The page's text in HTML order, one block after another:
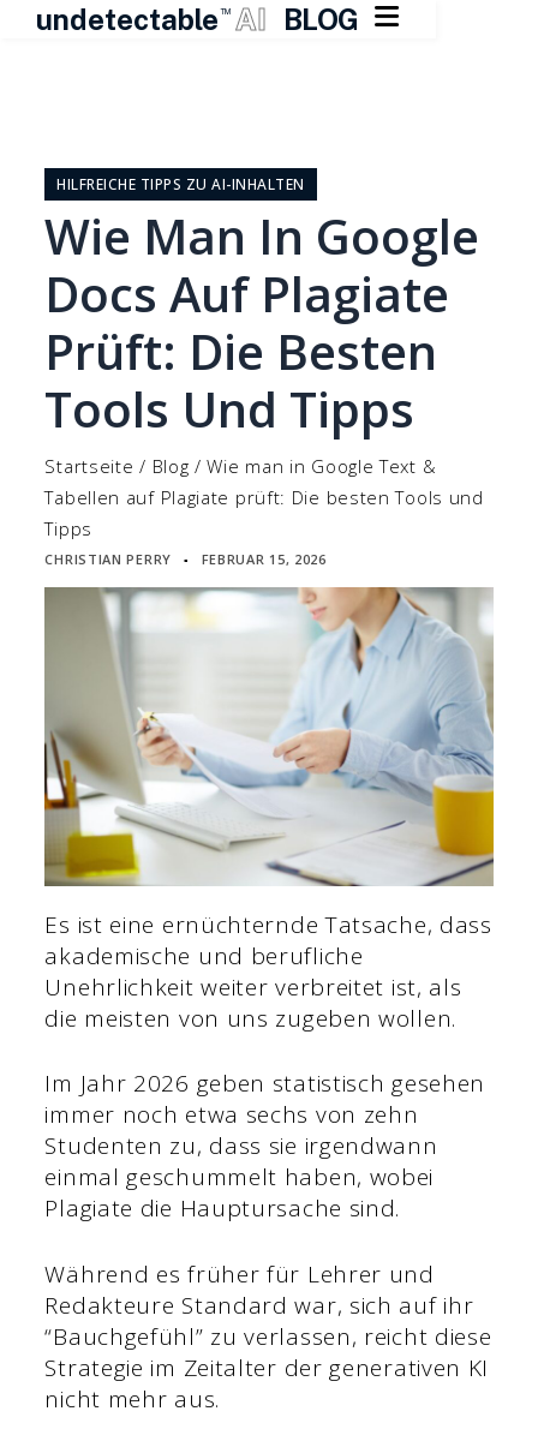
undetectable TM AI BLOG 
springenHILFREICHE TIPPS ZU AI-INHALTEN
Wie Man In Google
Docs Auf Plagiate
Prüft: Die Besten
Tools Und Tipps
Startseite / Blog /Wie man in Google Text &
Tabellen auf Plagiate prüft: Die besten Tools und
Tipps
CHRISTIAN PERRY ▪ FEBRUAR 15, 2026
Es ist eine ernüchternde Tatsache, dass
akademische und berufliche
Unehrlichkeit weiter verbreitet ist, als
die meisten von uns zugeben wollen.
Im Jahr 2026 geben statistisch gesehen
immer noch etwa sechs von zehn
Studenten zu, dass sie irgendwann
einmal geschummelt haben, wobei
Plagiate die Hauptursache sind.
Während es früher für Lehrer und
Redakteure Standard war, sich auf ihr
“Bauchgefühl” zu verlassen, reicht diese
Strategie im Zeitalter der generativen KI
nicht mehr aus.